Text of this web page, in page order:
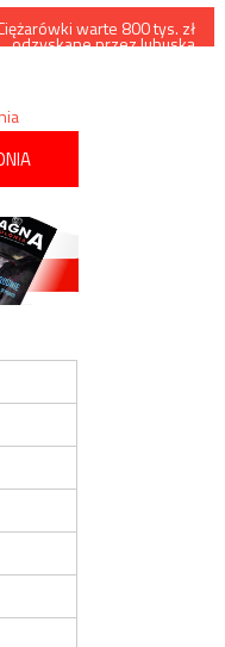
warte 800 tys. zł
odzyskane przez lubuską